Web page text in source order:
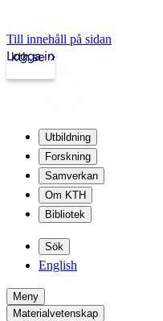
Till innehåll på sidan
kth.se
Logga in
Utbildning
Forskning
Samverkan
Om KTH
Bibliotek
Sök
English
Meny
Materialvetenskap